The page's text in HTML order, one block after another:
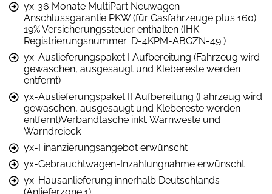
yx-36 Monate MultiPart Neuwagen-
Anschlussgarantie PKW (für Gasfahrzeuge plus 160)
19% Versicherungssteuer enthalten (IHK-
Registrierungsnummer: D-4KPM-ABGZN-49 )
yx-Auslieferungspaket I Aufbereitung (Fahrzeug wird
gewaschen, ausgesaugt und Klebereste werden
entfernt)
yx-Auslieferungspaket II Aufbereitung (Fahrzeug wird
gewaschen, ausgesaugt und Klebereste werden
entfernt)Verbandtasche inkl. Warnweste und
Warndreieck
yx-Finanzierungsangebot erwünscht
yx-Gebrauchtwagen-Inzahlungnahme erwünscht
yx-Hausanlieferung innerhalb Deutschlands